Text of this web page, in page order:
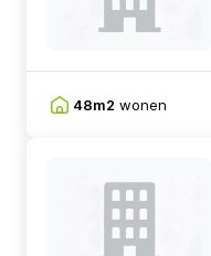
48m2 wonen